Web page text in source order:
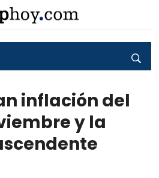
inflación del
y la